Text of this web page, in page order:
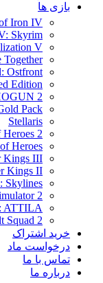
بازی ها
Iron IV
Skyrim
V
Together
Ostfront
Edition
2
Pack
Stellaris
2
Heroes
Kings III
Kings II
Skylines
2
ATTILA
Squad 2
خرید اشتراک
درخواست ماد
تماس با ما
درباره ما